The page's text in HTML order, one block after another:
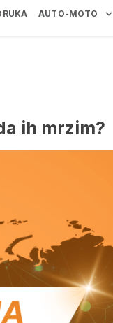
AUTO-MOTO
ih mrzim?